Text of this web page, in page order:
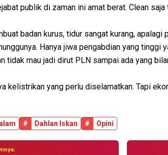
publik di zaman ini amat berat. Clean saja
badan kurus, tidur sangat kurang, apalagi
Hanya jiwa pengabdian yang
tidak mau jadi dirut PLN sampai ada yang
kelistrikan yang perlu diselamatkan. Tapi
# Dahlan Iskan # Opini